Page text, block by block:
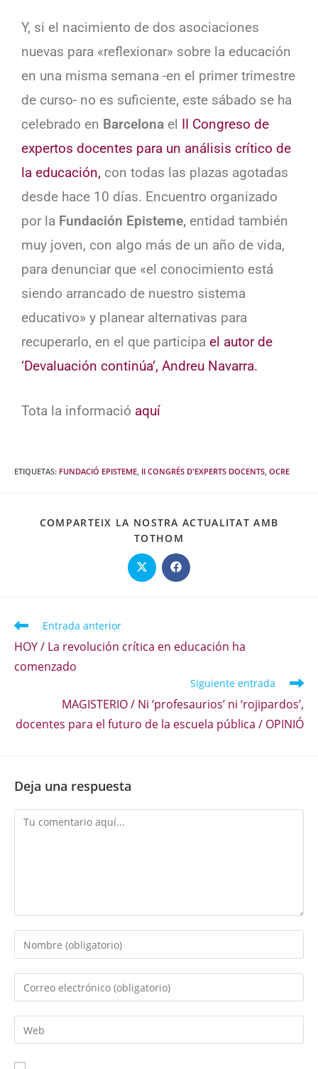
Y, si el nacimiento de dos asociaciones
nuevas para «reflexionar» sobre la educación
en una misma semana -en el primer trimestre
de curso- no es suficiente, este sábado se ha
celebrado en Barcelona el II Congreso de
expertos docentes para un análisis crítico de
la educación, con todas las plazas agotadas
desde hace 10 días. Encuentro organizado
por la Fundación Episteme, entidad también
muy joven, con algo más de un año de vida,
para denunciar que «el conocimiento está
siendo arrancado de nuestro sistema
educativo» y planear alternativas para
recuperarlo, en el que participa el autor de
‘Devaluación continúa’, Andreu Navarra.
Tota la informació aquí
ETIQUETAS: FUNDACIÓ EPISTEME, II CONGRÉS D'EXPERTS DOCENTS, OCRE
COMPARTEIX LA NOSTRA ACTUALITAT AMB
TOTHOM
Entrada anterior
HOY / La revolución crítica en educación ha
comenzado
Siguiente entrada
MAGISTERIO / Ni ‘profesaurios’ ni ‘rojipardos’,
docentes para el futuro de la escuela pública / OPINIÓ
Deja una respuesta